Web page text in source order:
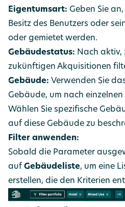
Eigentumsart: Geben Sie
Besitz des Benutzers oder
oder gemietet werden.
Gebäudestatus: Nach aktiv,
zukünftigen Akquisitionen
Gebäude: Verwenden Sie
Gebäude, um nach
Wählen Sie spezifische
auf diese Gebäude zu
Filter anwenden:
Sobald die Parameter
auf Gebäudeliste, um eine
erstellen, die den Kriterien